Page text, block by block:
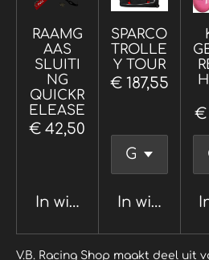
RAAMG
AAS
SLUITI
NG
QUICKR
ELEASE
€ 42,50
In winkelwagen
SPARCO
TROLLE
Y TOUR
€ 187,55
In
€
V.B. Racing Shop maakt deel uit